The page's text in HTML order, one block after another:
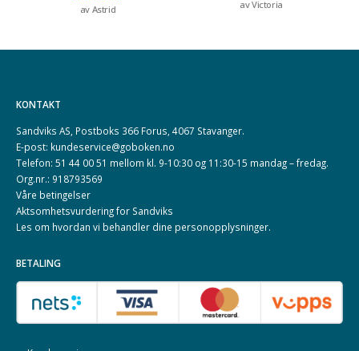
Vurdert5
av Astrid Vurdert5av 5
av Victoria
KONTAKT
Sandviks AS, Postboks 366 Forus, 4067 Stavanger.
E-post: kundeservice@goboken.no
Telefon: 51 44 00 51 mellom kl. 9-10:30 og 11:30-15 mandag – fredag.
Org.nr.: 918793569
Våre betingelser
Aktsomhetsvurdering for Sandviks
Les om hvordan vi behandler dine personopplysninger.
BETALING